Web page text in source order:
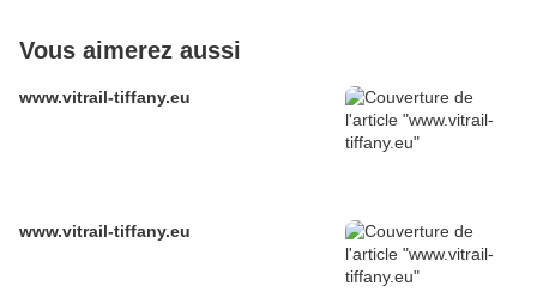
Vous aimerez aussi
www.vitrail-tiffany.eu
www.vitrail-tiffany.eu